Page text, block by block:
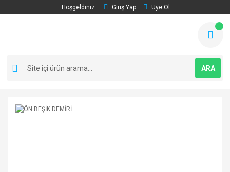
Hoşgeldiniz Giriş Yap Üye Ol
ARA